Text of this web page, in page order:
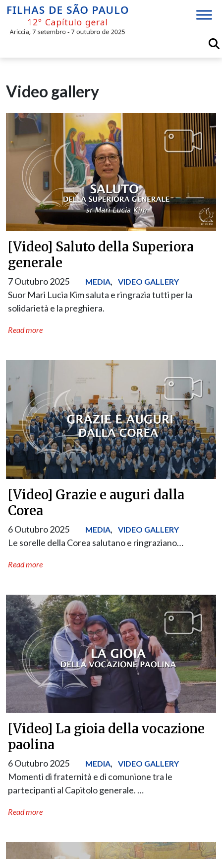
Skip
content
Video gallery
[Video] Saluto della Superiora
generale
7 Outubro 2025 MEDIA, VIDEO GALLERY
Suor Mari Lucia Kim saluta e ringrazia tutti per la
solidarietà e la preghiera.
Read more
[Video] Grazie e auguri dalla
Corea
6 Outubro 2025 MEDIA, VIDEO GALLERY
Le sorelle della Corea salutano e ringraziano…
Read more
[Video] La gioia della vocazione
paolina
6 Outubro 2025 MEDIA, VIDEO GALLERY
Momenti di fraternità e di comunione tra le
partecipanti al Capitolo generale. …
Read more